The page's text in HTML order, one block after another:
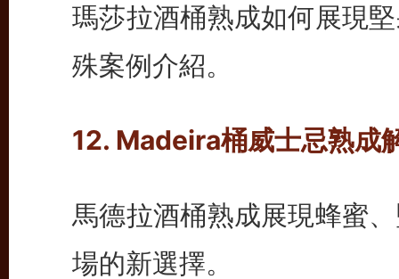
瑪莎拉酒桶熟成如何展現
殊案例介紹。
12. Madeira桶威士忌熟成
馬德拉酒桶熟成展現蜂蜜
場的新選擇。